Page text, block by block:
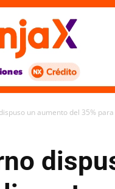
un aumento del 35%